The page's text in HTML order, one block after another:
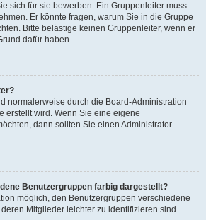
sich für sie bewerben. Ein Gruppenleiter muss
Er könnte fragen, warum Sie in die Gruppe
Bitte belästige keinen Gruppenleiter, wenn er
dafür haben.
normalerweise durch die Board-Administration
erstellt wird. Wenn Sie eine eigene
dann sollten Sie einen Administrator
Benutzergruppen farbig dargestellt?
möglich, den Benutzergruppen verschiedene
Mitglieder leichter zu identifizieren sind.